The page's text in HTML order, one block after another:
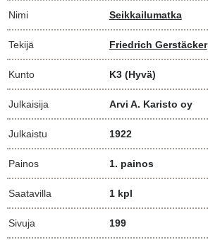
Nimi Seikkailumatka
Tekijä Friedrich Gerstäcker
Kunto K3 (Hyvä)
Julkaisija Arvi A. Karisto oy
Julkaistu 1922
Painos 1. painos
Saatavilla 1 kpl
Sivuja 199